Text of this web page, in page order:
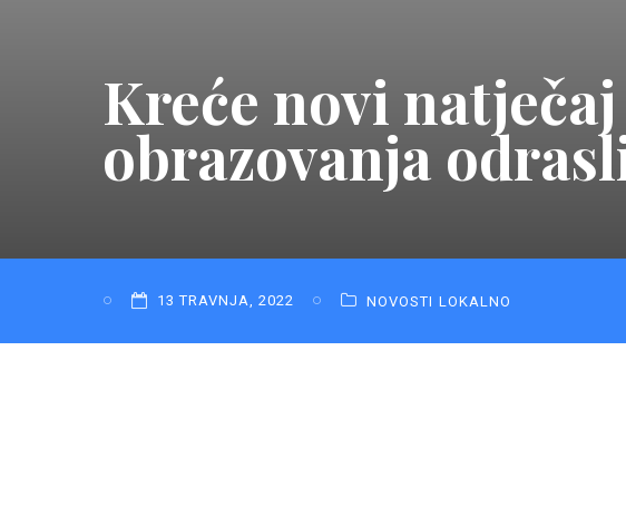
Kreće novi
obrazovanja
13 TRAVNJA, 2022 NOVOSTI LOKALNO